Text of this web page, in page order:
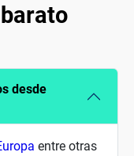
desde
entre otras